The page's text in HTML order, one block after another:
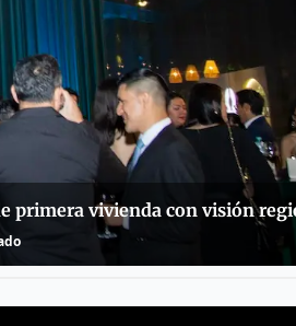
primera vivienda con visión